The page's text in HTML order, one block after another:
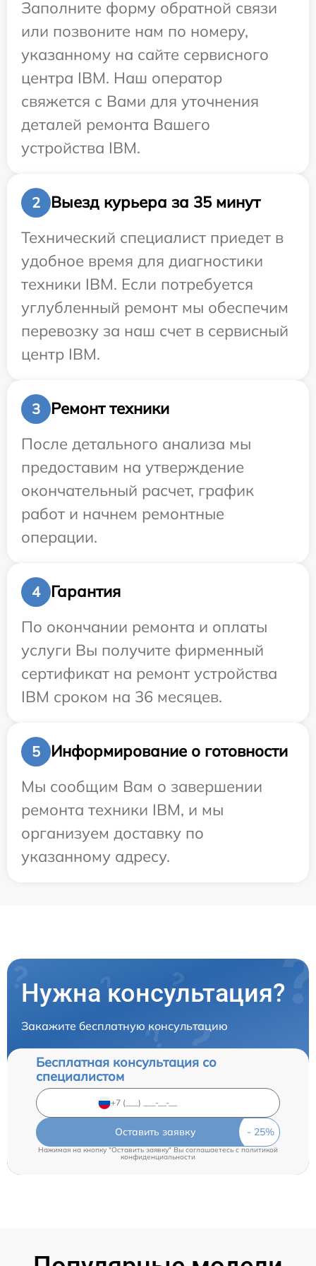
Заполните форму обратной связи
или позвоните нам по номеру,
указанному на сайте сервисного
центра IBM. Наш оператор
свяжется с Вами для уточнения
деталей ремонта Вашего
устройства IBM.
2
Выезд курьера за 35 минут
Технический специалист приедет в
удобное время для диагностики
техники IBM. Если потребуется
углубленный ремонт мы обеспечим
перевозку за наш счет в сервисный
центр IBM.
3
Ремонт техники
После детального анализа мы
предоставим на утверждение
окончательный расчет, график
работ и начнем ремонтные
операции.
4
Гарантия
По окончании ремонта и оплаты
услуги Вы получите фирменный
сертификат на ремонт устройства
IBM сроком на 36 месяцев.
5
Информирование о готовности
Мы сообщим Вам о завершении
ремонта техники IBM, и мы
организуем доставку по
указанному адресу.
Нужна консультация?
Закажите бесплатную консультацию
Бесплатная консультация со
специалистом
Оставить заявку
Нажимая на кнопку "Оставить заявку" Вы соглашаетесь cполитикой
конфиденциальности